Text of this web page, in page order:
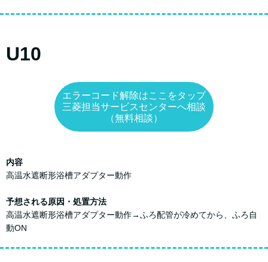
U10
エラーコード解除はここをタップ
三菱担当サービスセンターへ相談
（無料相談）
内容
高温水遮断形浴槽アダプター動作
予想される原因・処置方法
高温水遮断形浴槽アダプター動作→ふろ配管が冷めてから、ふろ自
動ON